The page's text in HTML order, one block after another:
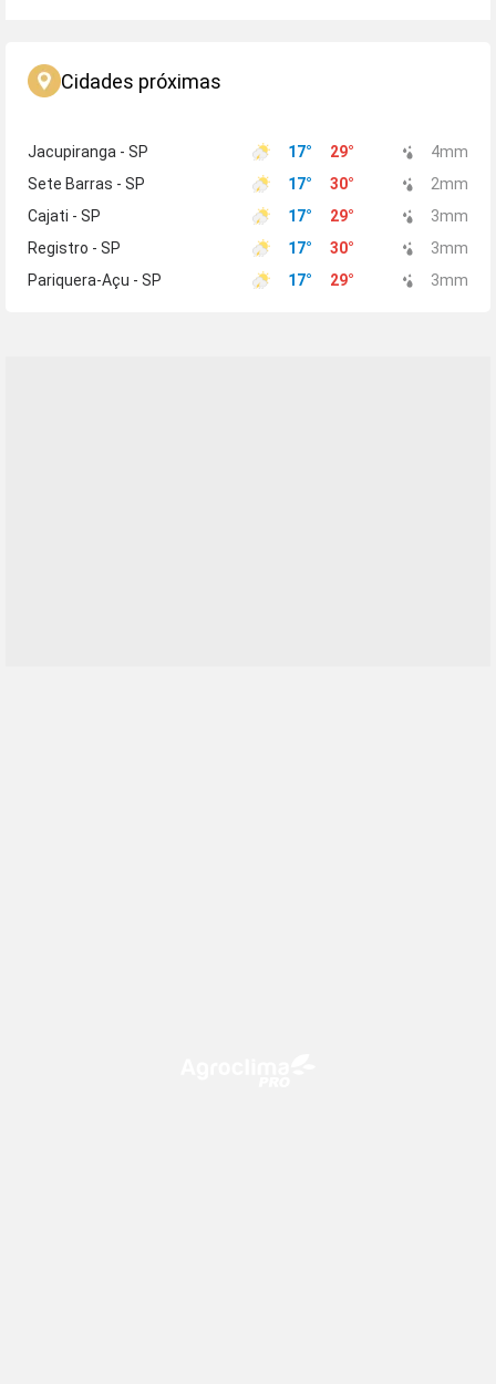
Cidades próximas
Jacupiranga - SP 17° 29° 4mm
Sete Barras - SP
17° 30° 2mm
Cajati - SP
17° 29° 3mm
Registro - SP
17° 30° 3mm
Pariquera-Açu - SP
17° 29° 3mm